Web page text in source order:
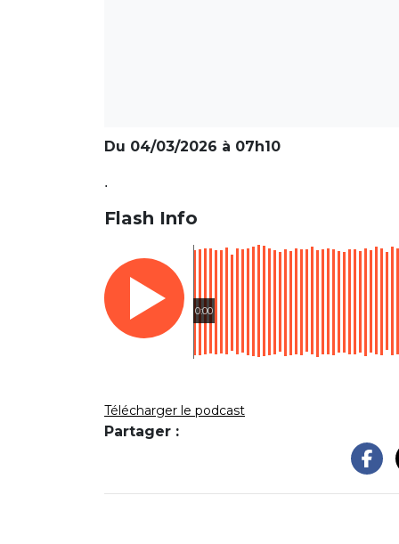
Du 04/03/2026 à 07h10
.
Flash Info
0:00
Télécharger le podcast
Partager :